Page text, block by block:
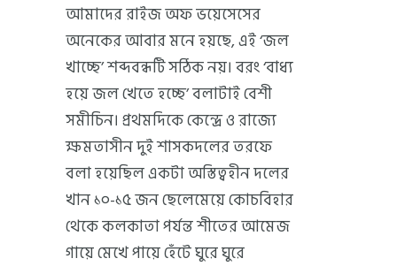
আমাদের রাইজ অফ ভয়েসেসের
অনেকের আবার মনে হয়ছে, এই ‘জল
খাচ্ছে’ শব্দবন্ধটি সঠিক নয়। বরং ‘বাধ্য
হয়ে জল খেতে হচ্ছে’ বলাটাই বেশী
সমীচিন। প্রথমদিকে কেন্দ্রে ও রাজ্যে
ক্ষমতাসীন দুই শাসকদলের তরফে
বলা হয়েছিল একটা অস্তিত্বহীন দলের
খান ১০-১৫ জন ছেলেমেয়ে কোচবিহার
থেকে কলকাতা পর্যন্ত শীতের আমেজ
গায়ে মেখে পায়ে হেঁটে ঘুরে ঘুরে